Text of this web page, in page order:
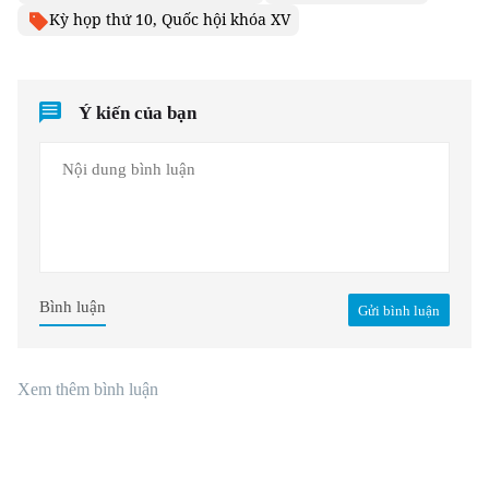
Kỳ họp thứ 10, Quốc hội khóa XV
Ý kiến của bạn
Gửi bình luận
Bình luận
Xem thêm bình luận